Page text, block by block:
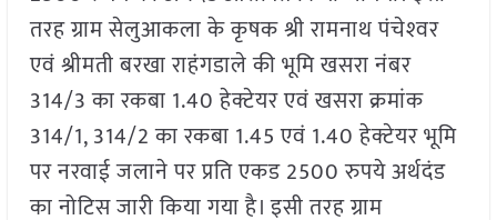
तरह ग्राम सेलुआकला के कृषक श्री रामनाथ पंचेश्‍वर
एवं श्रीमती बरखा राहंगडाले की भूमि खसरा नंबर
314/3 का रकबा 1.40 हेक्टेयर एवं खसरा क्रमांक
314/1, 314/2 का रकबा 1.45 एवं 1.40 हेक्टेयर भूमि
पर नरवाई जलाने पर प्रति एकड 2500 रुपये अर्थदंड
का नोटिस जारी किया गया है। इसी तरह ग्राम